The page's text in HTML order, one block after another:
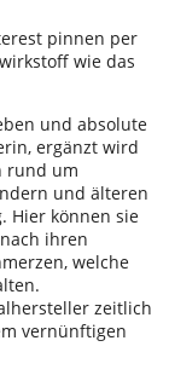
pinnen per
wie das
und absolute
ergänzt wird
rund um
und älteren
Hier können sie
ihren
welche
zeitlich
vernünftigen